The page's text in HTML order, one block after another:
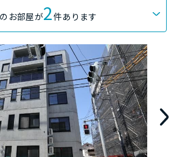
お部屋が2件あります